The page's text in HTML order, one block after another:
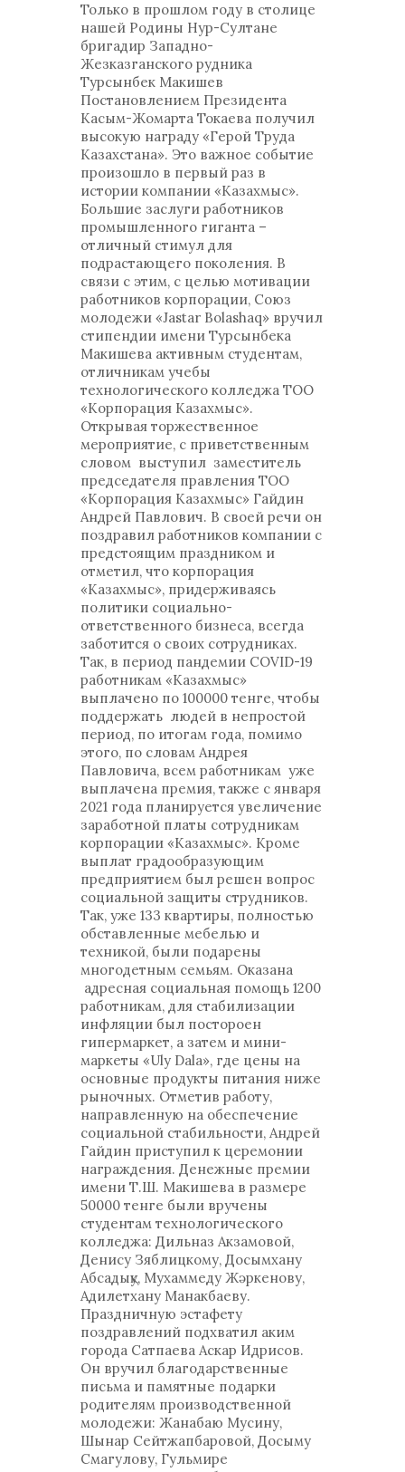
Только в прошлом году в столице
нашей Родины Нур-Султане
бригадир Западно-
Жезказганского рудника
Турсынбек Макишев
Постановлением Президента
Касым-Жомарта Токаева получил
высокую награду «Герой Труда
Казахстана». Это важное событие
произошло в первый раз в
истории компании «Казахмыс».
Большие заслуги работников
промышленного гиганта –
отличный стимул для
подрастающего поколения. В
связи с этим, с целью мотивации
работников корпорации, Союз
молодежи «Jastar Bolashaq» вручил
стипендии имени Турсынбека
Макишева активным студентам,
отличникам учебы
технологического колледжа ТОО
«Корпорация Казахмыс».
Открывая торжественное
мероприятие, с приветственным
словом выступил заместитель
председателя правления ТОО
«Корпорация Казахмыс» Гайдин
Андрей Павлович. В своей речи он
поздравил работников компании с
предстоящим праздником и
отметил, что корпорация
«Казахмыс», придерживаясь
политики социально-
ответственного бизнеса, всегда
заботится о своих сотрудниках.
Так, в период пандемии COVID-19
работникам «Казахмыс»
выплачено по 100000 тенге, чтобы
поддержать людей в непростой
период, по итогам года, помимо
этого, по словам Андрея
Павловича, всем работникам уже
выплачена премия, также с января
2021 года планируется увеличение
заработной платы сотрудникам
корпорации «Казахмыс». Кроме
выплат градообразующим
предприятием был решен вопрос
социальной защиты струдников.
Так, уже 133 квартиры, полностью
обставленные мебелью и
техникой, были подарены
многодетным семьям. Оказана
адресная социальная помощь 1200
работникам, для стабилизации
инфляции был постороен
гипермаркет, а затем и мини-
маркеты «Uly Dala», где цены на
основные продукты питания ниже
рыночных. Отметив работу,
направленную на обеспечение
социальной стабильности, Андрей
Гайдин приступил к церемонии
награждения. Денежные премии
имени Т.Ш. Макишева в размере
50000 тенге были вручены
студентам технологического
колледжа: Дильназ Акзамовой,
Денису Зяблицкому, Досымхану
Абсадықу, Мухаммеду Жәркенову,
Адилетхану Манакбаеву.
Праздничную эстафету
поздравлений подхватил аким
города Сатпаева Аскар Идрисов.
Он вручил благодарственные
письма и памятные подарки
родителям производственной
молодежи: Жанабаю Мусину,
Шынар Сейтжапбаровой, Досыму
Смагулову, Гульмире